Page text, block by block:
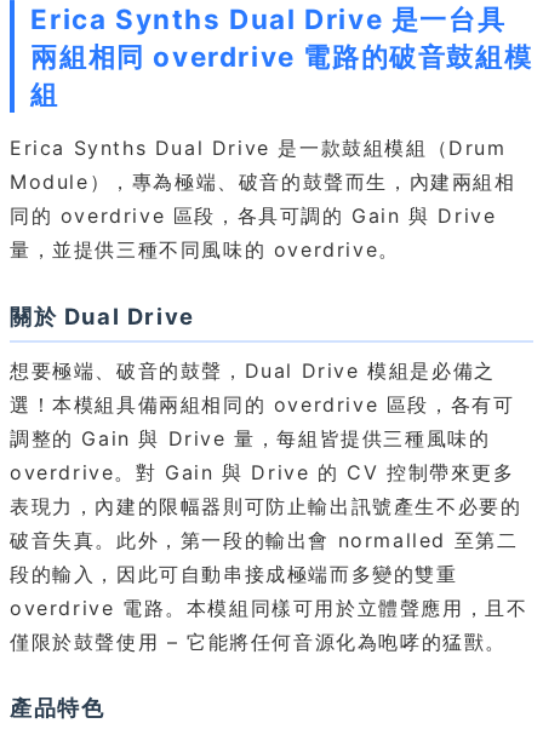
Erica Synths Dual Drive 是一台具
兩組相同 overdrive 電路的破音鼓組模
組
Erica Synths Dual Drive 是一款鼓組模組（Drum
Module），專為極端、破音的鼓聲而生，內建兩組相
同的 overdrive 區段，各具可調的 Gain 與 Drive
量，並提供三種不同風味的 overdrive。
關於 Dual Drive
想要極端、破音的鼓聲，Dual Drive 模組是必備之
選！本模組具備兩組相同的 overdrive 區段，各有可
調整的 Gain 與 Drive 量，每組皆提供三種風味的
overdrive。對 Gain 與 Drive 的 CV 控制帶來更多
表現力，內建的限幅器則可防止輸出訊號產生不必要的
破音失真。此外，第一段的輸出會 normalled 至第二
段的輸入，因此可自動串接成極端而多變的雙重
overdrive 電路。本模組同樣可用於立體聲應用，且不
僅限於鼓聲使用 – 它能將任何音源化為咆哮的猛獸。
產品特色